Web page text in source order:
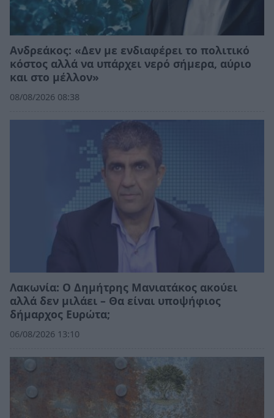
Ανδρεάκος: «Δεν με ενδιαφέρει το πολιτικό
κόστος αλλά να υπάρχει νερό σήμερα, αύριο
και στο μέλλον»
08/08/2026 08:38
Λακωνία: Ο Δημήτρης Μανιατάκος ακούει
αλλά δεν μιλάει – Θα είναι υποψήφιος
δήμαρχος Ευρώτα;
06/08/2026 13:10